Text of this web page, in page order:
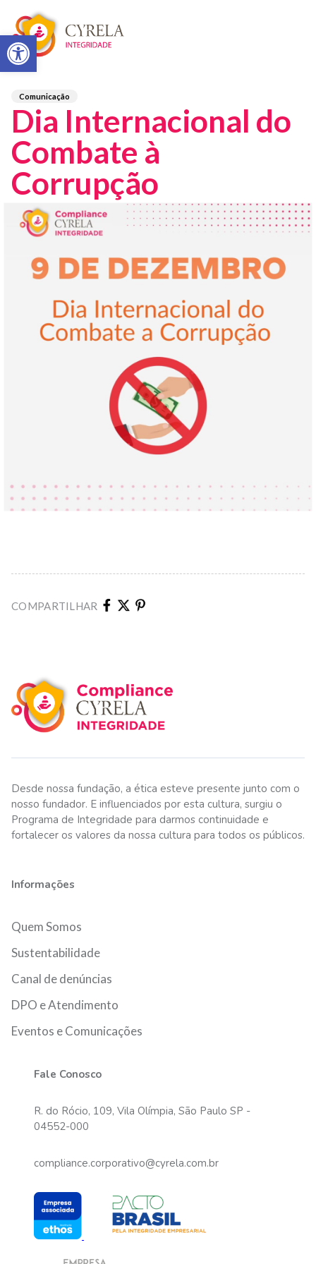
Abrir a barra de ferramentas
Comunicação
Dia Internacional do
Combate à
Corrupção
COMPARTILHAR
Desde nossa fundação, a ética esteve presente junto com o
nosso fundador. E influenciados por esta cultura, surgiu o
Programa de Integridade para darmos continuidade e
fortalecer os valores da nossa cultura para todos os públicos.
Informações
Quem Somos
Sustentabilidade
Canal de denúncias
DPO e Atendimento
Eventos e Comunicações
Fale Conosco
R. do Rócio, 109, Vila Olímpia, São Paulo SP -
04552-000
compliance.corporativo@cyrela.com.br